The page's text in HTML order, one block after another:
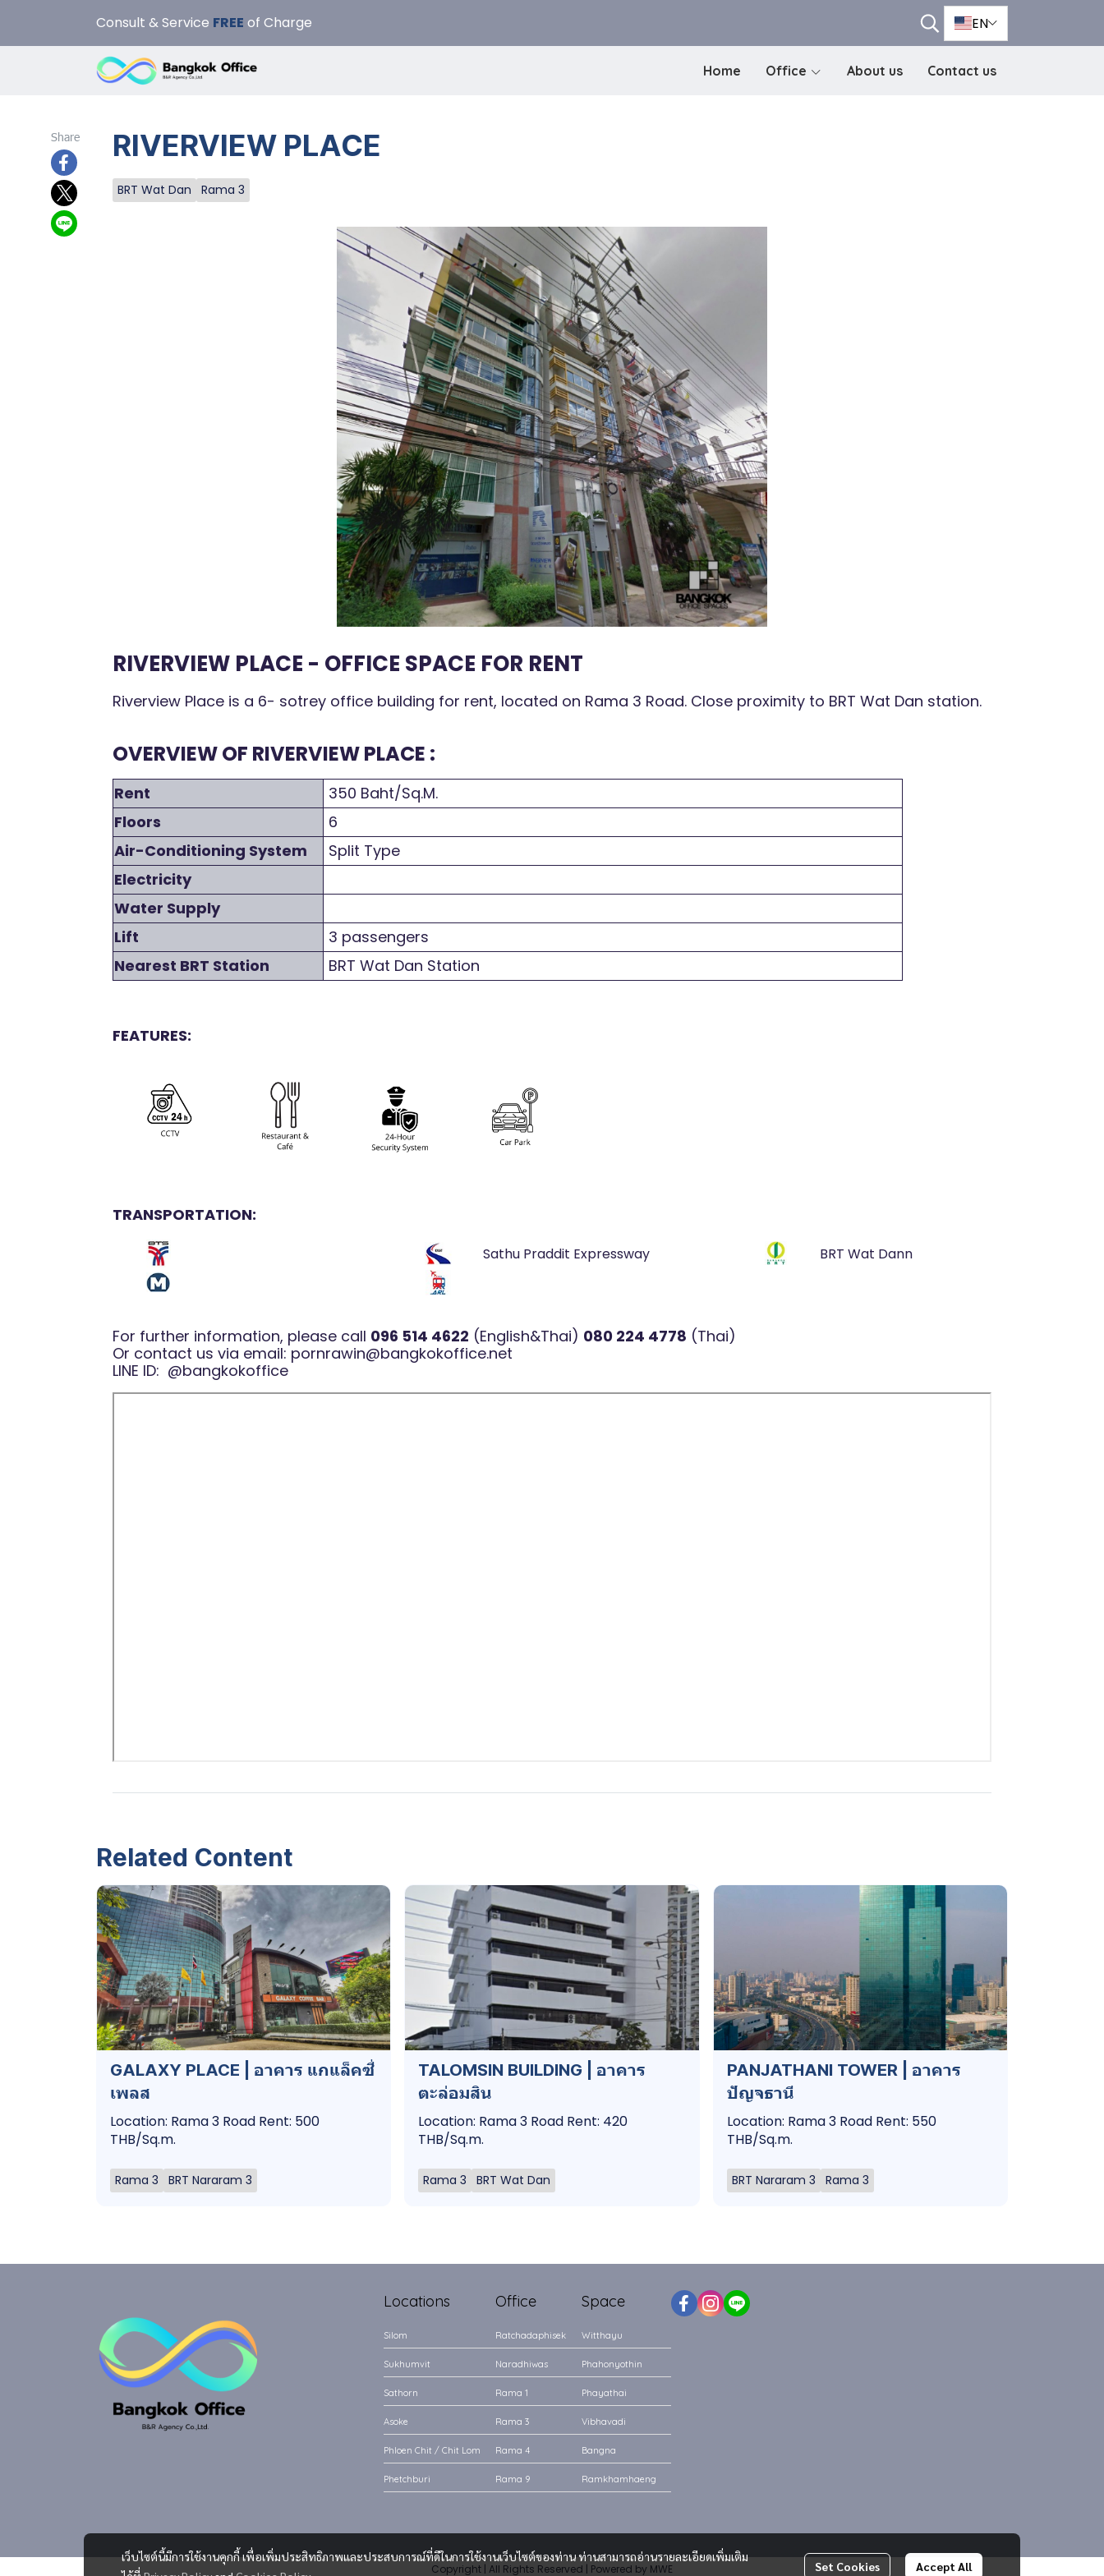
Consult & Service FREE of Charge EN
Home Office About us Contact us
Share RIVERVIEW PLACE
BRT Wat Dan Rama 3
RIVERVIEW PLACE - OFFICE SPACE FOR RENT
Riverview Place is a 6- sotrey office building for rent, located on Rama 3 Road. Close proximity to BRT Wat Dan station.
OVERVIEW OF RIVERVIEW PLACE :
Rent
350 Baht/Sq.M.
Floors
6
Air-Conditioning System
Split Type
Electricity
Water Supply
Lift
3 passengers
Nearest BRT Station
BRT Wat Dan Station
FEATURES:
TRANSPORTATION:
Sathu Praddit Expressway BRT Wat Dann
For further information, please call 096 514 4622 (English&Thai) 080 224 4778 (Thai)
Or contact us via email: pornrawin@bangkokoffice.net
LINE ID: @bangkokoffice
Related Content
GALAXY PLACE | อาคาร แกแล็คซี่
เพลส
Location: Rama 3 Road Rent: 500
THB/Sq.m.
Rama 3 BRT Nararam 3
TALOMSIN BUILDING | อาคาร
ตะล่อมสิน
Location: Rama 3 Road Rent: 420
THB/Sq.m.
Rama 3 BRT Wat Dan
PANJATHANI TOWER | อาคาร
ปัญจธานี
Location: Rama 3 Road Rent: 550
THB/Sq.m.
BRT Nararam 3 Rama 3
เว็บไซต์นี้มีการใช้งานคุกกี้ เพื่อเพิ่มประสิทธิภาพและประสบการณ์ที่ดีในการใช้งานเว็บไซต์ของท่าน ท่านสามารถอ่านรายละเอียดเพิ่มเติม
Set Cookies Accept All
Locations
Silom
Sukhumvit
Sathorn
Asoke
Phloen Chit / Chit Lom
Phetchburi
Office
Ratchadaphisek
Naradhiwas
Rama 1
Rama 3
Rama 4
Rama 9
Space
Witthayu
Phahonyothin
Phayathai
Vibhavadi
Bangna
Ramkhamhaeng
Copyright | All Rights Reserved | Powered by MWE